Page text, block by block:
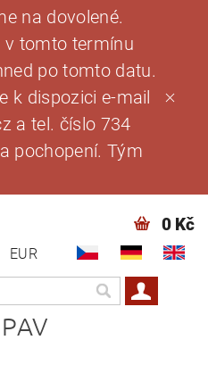
na dovolené.
v tomto termínu
po tomto datu.
k dispozici e-mail
a tel. číslo 734
pochopení. Tým
EUR
0 Kč